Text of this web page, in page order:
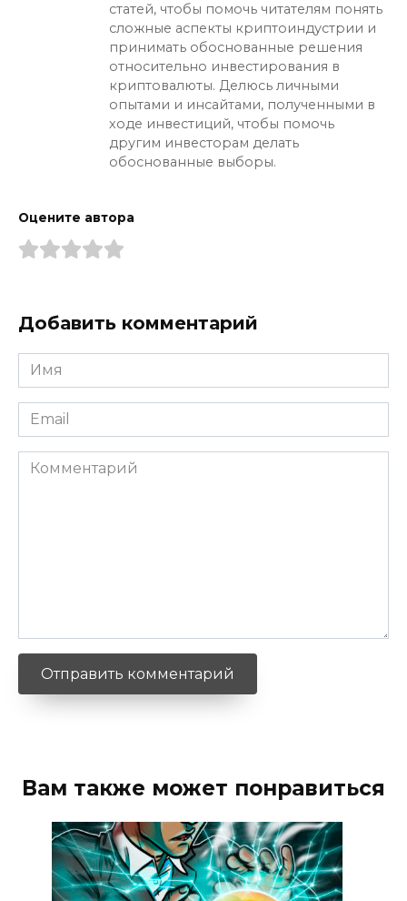
статей, чтобы помочь читателям понять
сложные аспекты криптоиндустрии и
принимать обоснованные решения
относительно инвестирования в
криптовалюты. Делюсь личными
опытами и инсайтами, полученными в
ходе инвестиций, чтобы помочь
другим инвесторам делать
обоснованные выборы.
Оцените автора
Добавить комментарий
Имя
*
Email
*
Комментарий
Вам также может понравиться